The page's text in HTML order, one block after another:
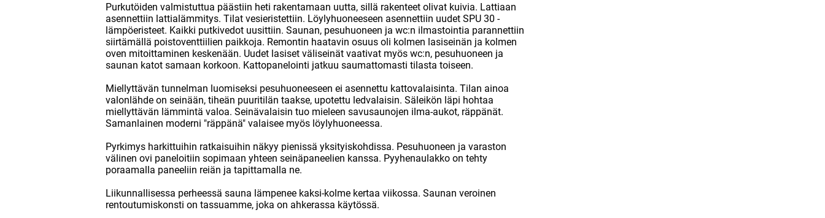
Purkutöiden valmistuttua päästiin heti rakentamaan uutta, sillä rakenteet olivat kuivia. Lattiaan
asennettiin lattialämmitys. Tilat vesieristettiin. Löylyhuoneeseen asennettiin uudet SPU 30 -
lämpöeristeet. Kaikki putkivedot uusittiin. Saunan, pesuhuoneen ja wc:n ilmastointia parannettiin
siirtämällä poistoventtiilien paikkoja. Remontin haatavin osuus oli kolmen lasiseinän ja kolmen
oven mitoittaminen keskenään. Uudet lasiset väliseinät vaativat myös wc:n, pesuhuoneen ja
saunan katot samaan korkoon. Kattopanelointi jatkuu saumattomasti tilasta toiseen.
Miellyttävän tunnelman luomiseksi pesuhuoneeseen ei asennettu kattovalaisinta. Tilan ainoa
valonlähde on seinään, tiheän puuritilän taakse, upotettu ledvalaisin. Säleikön läpi hohtaa
miellyttävän lämmintä valoa. Seinävalaisin tuo mieleen savusaunojen ilma-aukot, räppänät.
Samanlainen moderni "räppänä" valaisee myös löylyhuoneessa.
Pyrkimys harkittuihin ratkaisuihin näkyy pienissä yksityiskohdissa. Pesuhuoneen ja varaston
välinen ovi paneloitiin sopimaan yhteen seinäpaneelien kanssa. Pyyhenaulakko on tehty
poraamalla paneeliin reiän ja tapittamalla ne.
Liikunnallisessa perheessä sauna lämpenee kaksi-kolme kertaa viikossa. Saunan veroinen
rentoutumiskonsti on tassuamme, joka on ahkerassa käytössä.